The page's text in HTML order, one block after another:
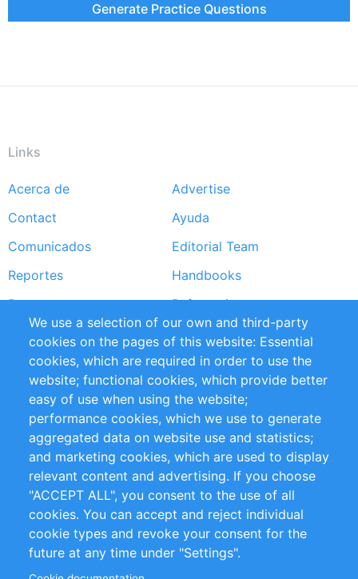
Generate Practice Questions
Links
Footer
menu
Acerca de
Advertise
Contact
Ayuda
Comunicados
Editorial Team
Reportes
Handbooks
Partners
Referencias
RSS Feed
Sustainability
Privacy Policy
Terms and Conditions
Impressum
Customer Support
+49 (0)30 - 2084712 50
info@inomics.com
Follow Us
We use a selection of our own and third-party
cookies on the pages of this website: Essential
cookies, which are required in order to use the
website; functional cookies, which provide better
easy of use when using the website;
performance cookies, which we use to generate
aggregated data on website use and statistics;
and marketing cookies, which are used to display
relevant content and advertising. If you choose
"ACCEPT ALL", you consent to the use of all
cookies. You can accept and reject individual
cookie types and revoke your consent for the
future at any time under "Settings".